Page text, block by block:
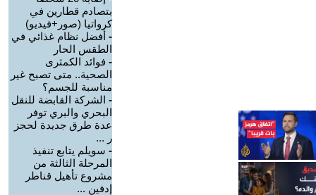
بتصادم قطارين في
كرواتيا (صور+فيديو)
- أفضل نظام غذائي في
الطقس الحار
- فوائد الكمثرى
الصحية.. متى تصبح غير
مناسبة للجسم؟
- الشركة القابضة للنقل
البحري والبري توفر
عدة طرق جديدة لحجز
ر ...
- سويلم يتابع تنفيذ
المرحلة الثالثة من
مشروع تأهيل قناطر
إدفين ...